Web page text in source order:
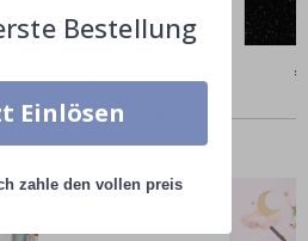
kauften auch
Bestellung
Einlösen
zahle den vollen preis